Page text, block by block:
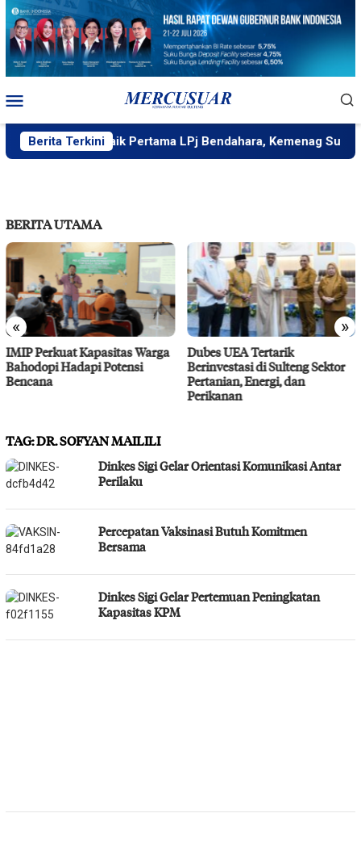
Loncat
konten
Mobile
Berita Terkini
Terbaik Pertama LPj Bendahara, Kemenag Sulteng
BERITA UTAMA
« »
IMIP Perkuat Kapasitas Warga
Bahodopi Hadapi Potensi
Bencana
Dubes UEA Tertarik
Berinvestasi di Sulteng Sektor
Pertanian, Energi, dan
Perikanan
TAG:DR. SOFYAN MAILILI
Dinkes Sigi Gelar Orientasi Komunikasi Antar
Perilaku
Percepatan Vaksinasi Butuh Komitmen
Bersama
Dinkes Sigi Gelar Pertemuan Peningkatan
Kapasitas KPM